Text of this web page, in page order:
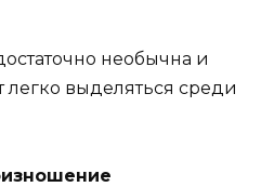
необычна и
легко выделяться среди